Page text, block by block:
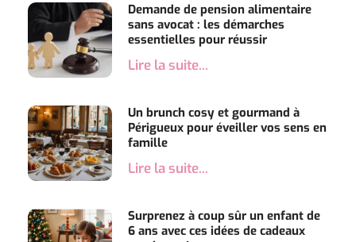
Demande de pension alimentaire
sans avocat : les démarches
essentielles pour réussir
Lire la suite...
Un brunch cosy et gourmand à
Périgueux pour éveiller vos sens en
famille
Lire la suite...
Surprenez à coup sûr un enfant de
6 ans avec ces idées de cadeaux